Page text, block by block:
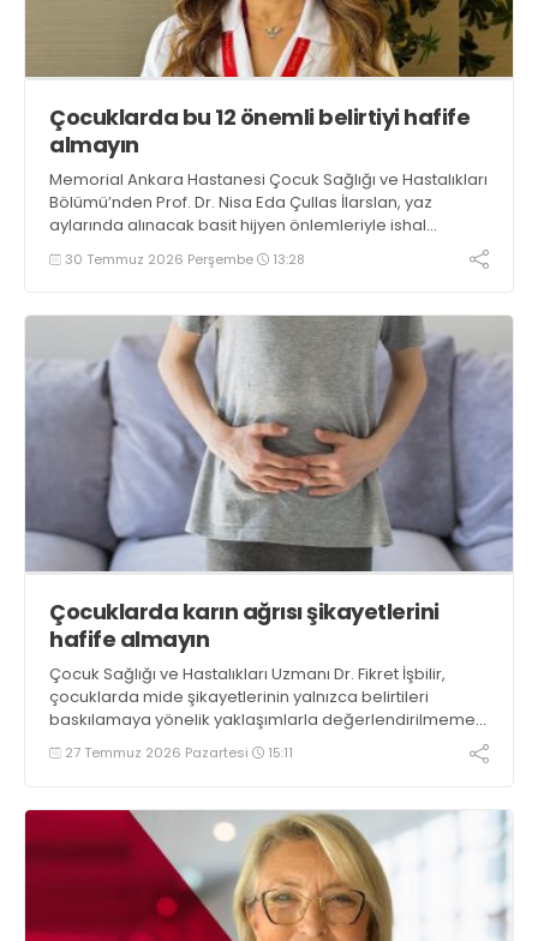
Çocuklarda bu 12 önemli belirtiyi hafife
almayın
Memorial Ankara Hastanesi Çocuk Sağlığı ve Hastalıkları
Bölümü’nden Prof. Dr. Nisa Eda Çullas İlarslan, yaz
aylarında alınacak basit hijyen önlemleriyle ishal
vakalarının önemli ölçüde önlenebileceği konusunda
bilgi verdi
30 Temmuz 2026 Perşembe 13:28
Çocuklarda karın ağrısı şikayetlerini
hafife almayın
Çocuk Sağlığı ve Hastalıkları Uzmanı Dr. Fikret İşbilir,
çocuklarda mide şikayetlerinin yalnızca belirtileri
baskılamaya yönelik yaklaşımlarla değerlendirilmemesi
gerektiğini, altta yatan nedenin araştırılmasının uygun
tedavi planlaması açısından önemli olduğunu belirtiyor
27 Temmuz 2026 Pazartesi 15:11